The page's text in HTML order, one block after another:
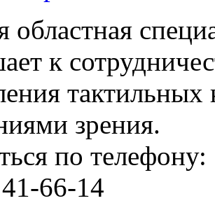
областная
к
зрения.
по телефону:
66-14